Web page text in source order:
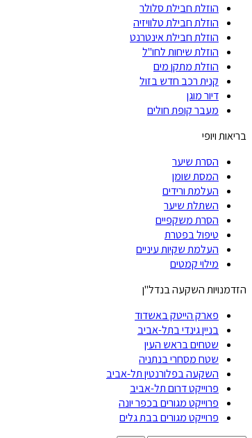
הוזלת חבילת סלולר
הוזלת חבילת טלוויזיה
הוזלת חבילת אינטרנט
הוזלת שיחות לחו"ל
הוזלת מתקן מים
קנית רכב חדש בזול
דיור מוגן
מעבר קופת חולים
בריאות ויופי
הסרת שיער
המסת שומן
העלמת ורידים
השתלת שיער
הסרת משקפיים
טיפול בפטרת
העלמת שקיות עיניים
מילוי קמטים
הזדמנויות השקעה בנדל"ן
פארק הייטק באשדוד
בניין גינדי בתל-אביב
שטחים בראש העין
שטח מסחרי בנתניה
השקעה בפלורנטין תל-אביב
פרוייקט דרום תל-אביב
פרוייקט מגורים בכפר יונה
פרוייקט מגורים בבת גלים